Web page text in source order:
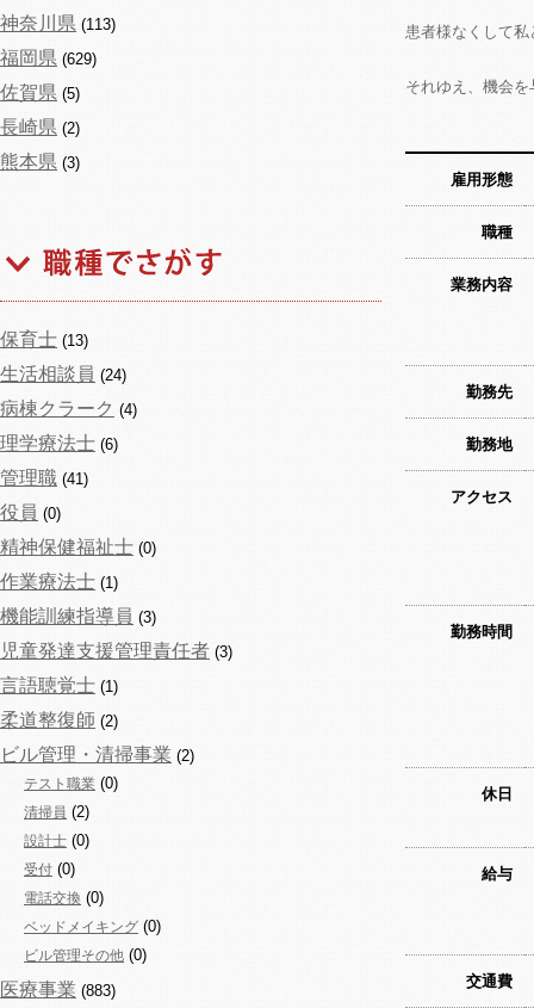
神奈川県 (113)
福岡県 (629)
佐賀県 (5)
長崎県 (2)
熊本県 (3)
保育士 (13)
生活相談員 (24)
病棟クラーク (4)
理学療法士 (6)
管理職 (41)
役員 (0)
精神保健福祉士 (0)
作業療法士 (1)
機能訓練指導員 (3)
児童発達支援管理責任者 (3)
言語聴覚士 (1)
柔道整復師 (2)
ビル管理・清掃事業 (2)
テスト職業 (0)
清掃員 (2)
設計士 (0)
受付 (0)
電話交換 (0)
ベッドメイキング (0)
ビル管理その他 (0)
医療事業 (883)
患者様なくして
それゆえ、機会
雇用形態
職種
業務内容
勤務先
勤務地
アクセス
勤務時間
休日
給与
交通費